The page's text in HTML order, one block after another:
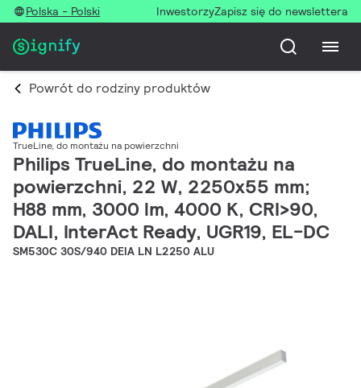
Polska - Polski InwestorzyZapisz się do newslettera
Powrót do rodziny produktów
TrueLine, do montażu na powierzchni
Philips TrueLine, do montażu na
powierzchni, 22 W, 2250x55 mm;
H88 mm, 3000 lm, 4000 K, CRI>90,
DALI, InterAct Ready, UGR19, EL-DC
SM530C 30S/940 DEIA LN L2250 ALU